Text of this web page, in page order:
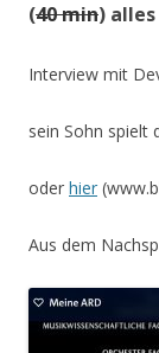
(40 min) alles
Interview mit
sein Sohn spielt
oder hier
Aus dem